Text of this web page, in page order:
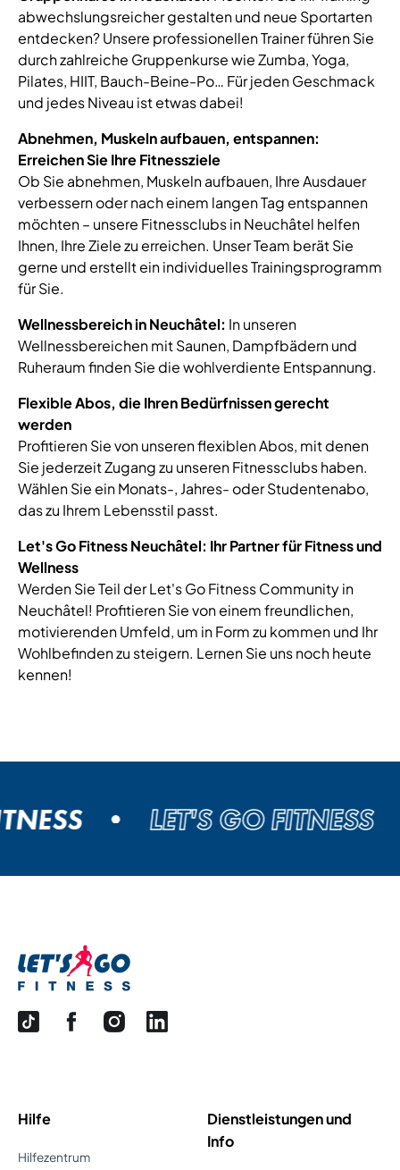
abwechslungsreicher gestalten und neue Sportarten
entdecken? Unsere professionellen Trainer führen Sie
durch zahlreiche Gruppenkurse wie Zumba, Yoga,
Pilates, HIIT, Bauch-Beine-Po… Für jeden Geschmack
und jedes Niveau ist etwas dabei!
Abnehmen, Muskeln aufbauen, entspannen:
Erreichen Sie Ihre Fitnessziele
Ob Sie abnehmen, Muskeln aufbauen, Ihre Ausdauer
verbessern oder nach einem langen Tag entspannen
möchten – unsere Fitnessclubs in Neuchâtel helfen
Ihnen, Ihre Ziele zu erreichen. Unser Team berät Sie
gerne und erstellt ein individuelles Trainingsprogramm
für Sie.
Wellnessbereich in Neuchâtel: In unseren
Wellnessbereichen mit Saunen, Dampfbädern und
Ruheraum finden Sie die wohlverdiente Entspannung.
Flexible Abos, die Ihren Bedürfnissen gerecht
werden
Profitieren Sie von unseren flexiblen Abos, mit denen
Sie jederzeit Zugang zu unseren Fitnessclubs haben.
Wählen Sie ein Monats-, Jahres- oder Studentenabo,
das zu Ihrem Lebensstil passt.
Let's Go Fitness Neuchâtel: Ihr Partner für Fitness und
Wellness
Werden Sie Teil der Let's Go Fitness Community in
Neuchâtel! Profitieren Sie von einem freundlichen,
motivierenden Umfeld, um in Form zu kommen und Ihr
Wohlbefinden zu steigern. Lernen Sie uns noch heute
kennen!
LET'S GO FITNESS
Hilfe
Hilfezentrum
Dienstleistungen und
Info